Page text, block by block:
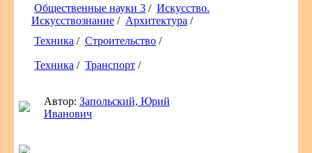
Общественные науки 3 / Искусство.
Искусствознание / Архитектура /
Техника / Строительство /
Техника / Транспорт /
Автор: Запольский, Юрий
Иванович